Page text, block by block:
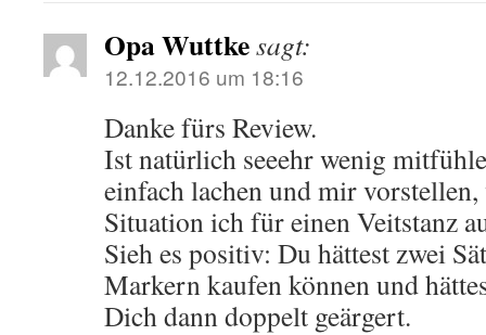
Opa Wuttkesagt:
12.12.2016 um 18:16
Danke fürs Review.
Ist natürlich seeehr wenig
einfach lachen und mir vorstellen,
Situation ich für einen Veitstanz
Sieh es positiv: Du hättest zwei
Markern kaufen können und
Dich dann doppelt geärgert.